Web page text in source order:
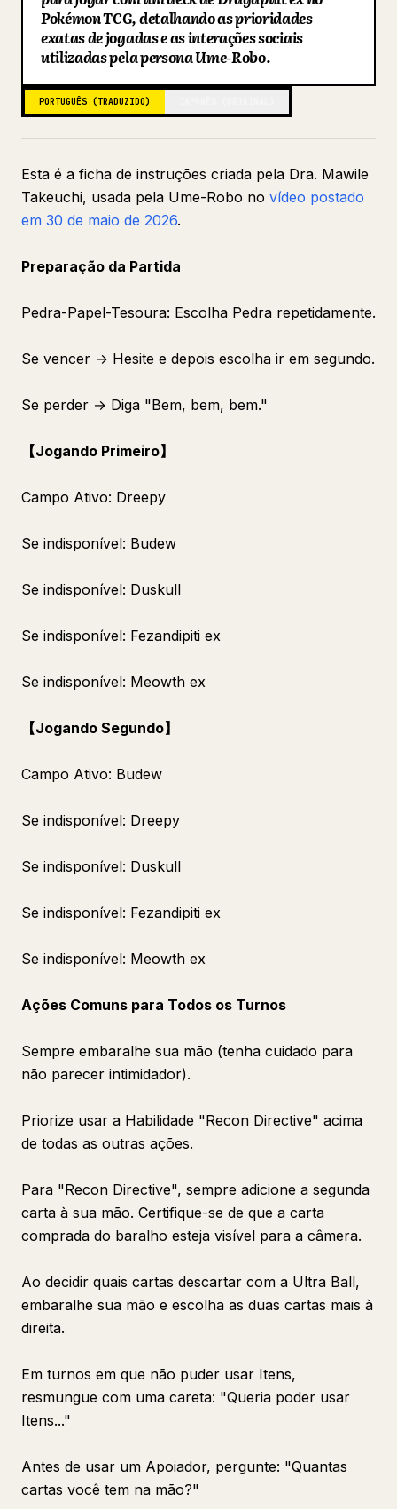
Blogue
Atualizações
Pokémon TCG, detalhando as prioridades
exatas de jogadas e as interações sociais
utilizadas pela persona Ume-Robo.
PORTUGUÊS (TRADUZIDO)
Esta é a ficha de instruções criada pela Dra. Mawile
Takeuchi, usada pela Ume-Robo no vídeo postado
em 30 de maio de 2026.
Preparação da Partida
Pedra-Papel-Tesoura: Escolha Pedra repetidamente.
Se vencer → Hesite e depois escolha ir em segundo.
Se perder → Diga "Bem, bem, bem."
【Jogando Primeiro】
Campo Ativo: Dreepy
Se indisponível: Budew
Se indisponível: Duskull
Se indisponível: Fezandipiti ex
Se indisponível: Meowth ex
【Jogando Segundo】
Campo Ativo: Budew
Se indisponível: Dreepy
Se indisponível: Duskull
Se indisponível: Fezandipiti ex
Se indisponível: Meowth ex
Ações Comuns para Todos os Turnos
Sempre embaralhe sua mão (tenha cuidado para
não parecer intimidador).
Priorize usar a Habilidade "Recon Directive" acima
de todas as outras ações.
Para "Recon Directive", sempre adicione a segunda
carta à sua mão. Certifique-se de que a carta
comprada do baralho esteja visível para a câmera.
Ao decidir quais cartas descartar com a Ultra Ball,
embaralhe sua mão e escolha as duas cartas mais à
direita.
Em turnos em que não puder usar Itens,
resmungue com uma careta: "Queria poder usar
Itens..."
Antes de usar um Apoiador, pergunte: "Quantas
cartas você tem na mão?"